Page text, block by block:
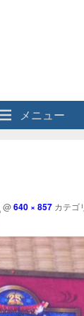
メニュー
@640 × 857 カテゴ